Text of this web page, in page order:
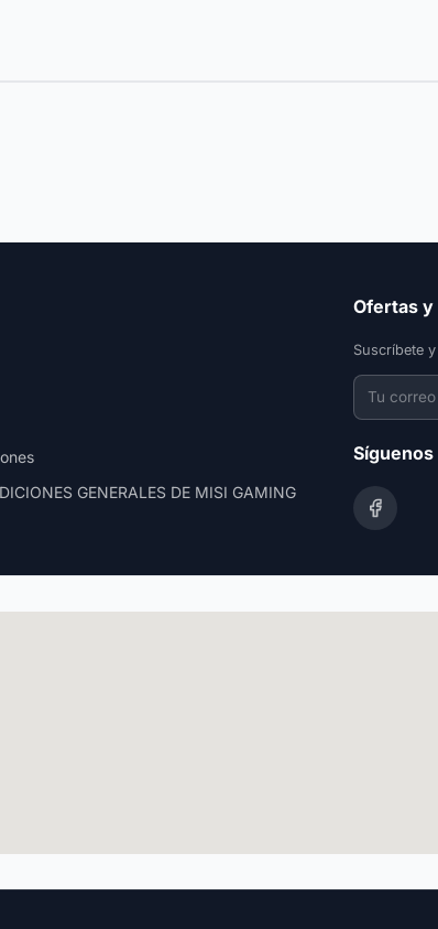
GENERALES DE MISI GAMING
Ofertas
Suscríbete
Síguenos